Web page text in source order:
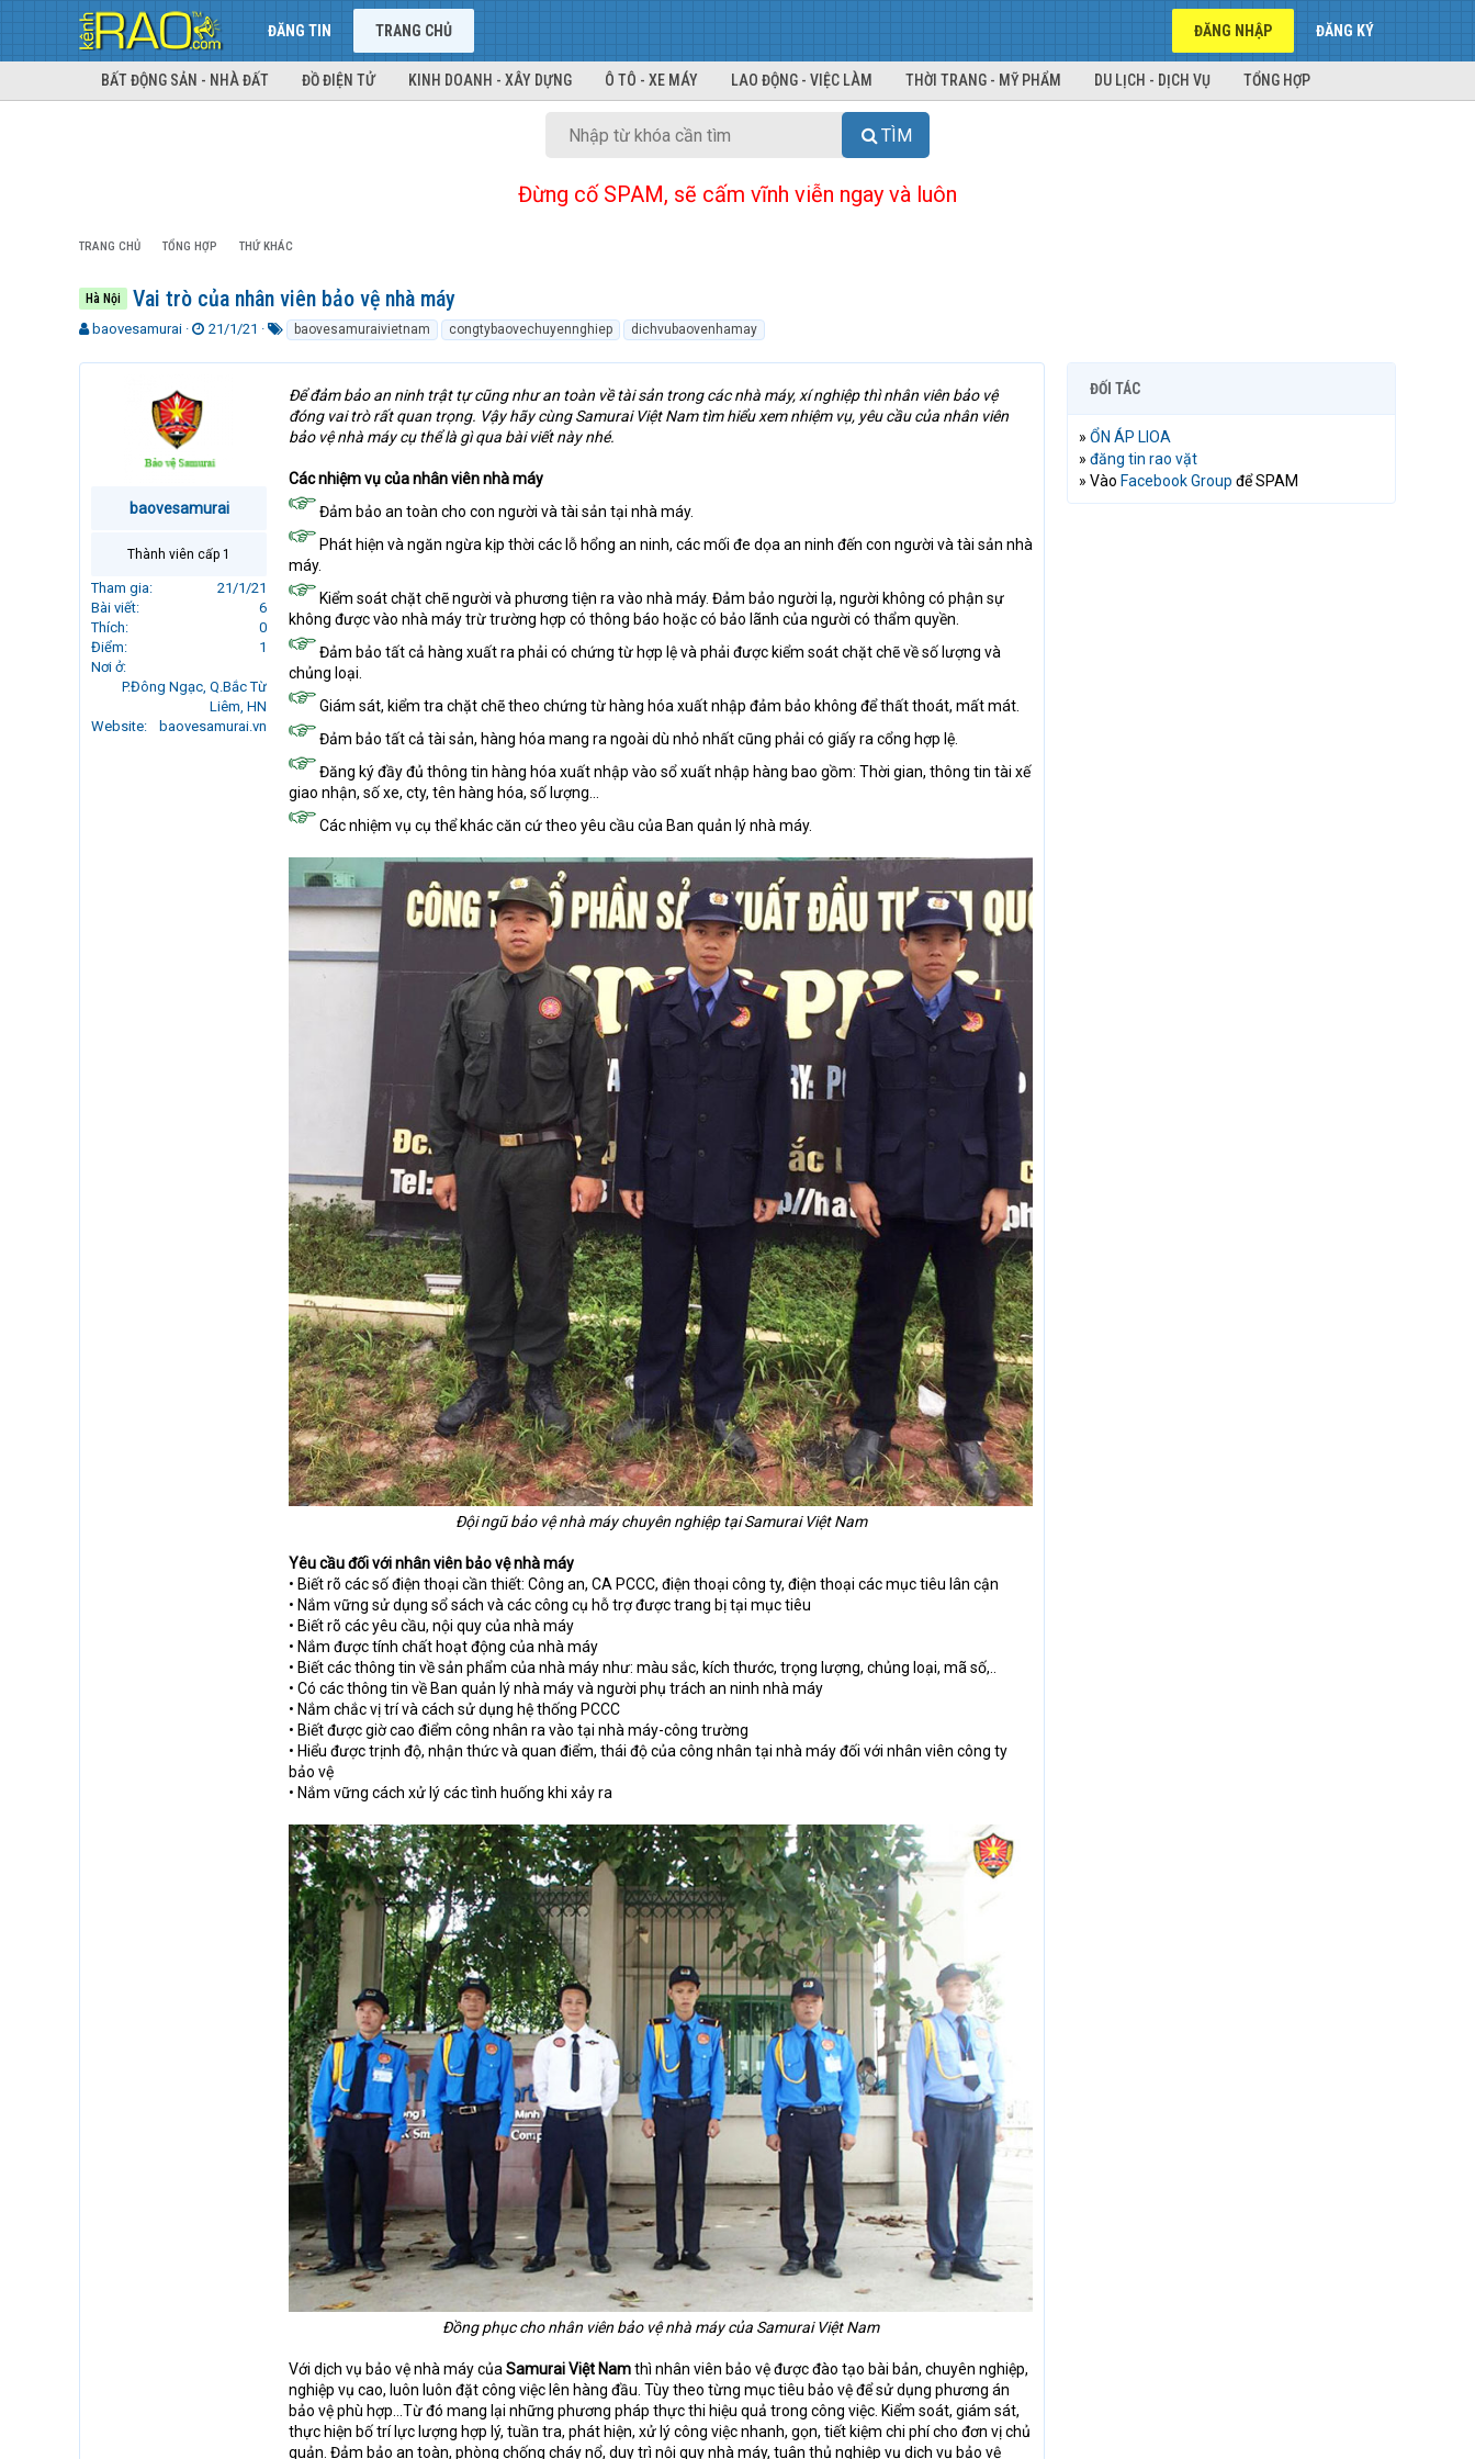
ĐĂNG TIN TRANG CHỦ ĐĂNG NHẬP ĐĂNG KÝ
BẤT ĐỘNG SẢN - NHÀ ĐẤT ĐỒ ĐIỆN TỬ KINH DOANH - XÂY DỰNG Ô TÔ - XE MÁY LAO ĐỘNG - VIỆC LÀM THỜI TRANG - MỸ PHẨM DU LỊCH - DỊCH VỤ TỔNG HỢP
TÌM
Đừng cố SPAM, sẽ cấm vĩnh viễn ngay và luôn
TRANG CHỦ TỔNG HỢP THỨ KHÁC
Hà Nội Vai trò của nhân viên bảo vệ nhà máy
T
r
baovesamurai
N
à
21/1/21
k
h
a
baovesamuraivietnam congtybaovechuyennghiep dichvubaovenhamay
baovesamurai
Thành viên cấp 1
Tham gia
21/1/21
Bài viết
6
Thích
0
Điểm
1
Nơi ở
P.Đông Ngạc, Q.Bắc Từ
Liêm, HN
Website
baovesamurai.vn
Để đảm bảo an ninh trật tự cũng như an toàn về tài sản trong các nhà máy, xí nghiệp thì nhân viên bảo vệ
đóng vai trò rất quan trọng. Vậy hãy cùng Samurai Việt Nam tìm hiểu xem nhiệm vụ, yêu cầu của nhân viên
bảo vệ nhà máy cụ thể là gì qua bài viết này nhé.
Các nhiệm vụ của nhân viên nhà máy
Đảm bảo an toàn cho con người và tài sản tại nhà máy.
Phát hiện và ngăn ngừa kịp thời các lỗ hổng an ninh, các mối đe dọa an ninh đến con người và tài sản nhà
máy.
Kiểm soát chặt chẽ người và phương tiện ra vào nhà máy. Đảm bảo người lạ, người không có phận sự
không được vào nhà máy trừ trường hợp có thông báo hoặc có bảo lãnh của người có thẩm quyền.
Đảm bảo tất cả hàng xuất ra phải có chứng từ hợp lệ và phải được kiểm soát chặt chẽ về số lượng và
chủng loại.
Giám sát, kiểm tra chặt chẽ theo chứng từ hàng hóa xuất nhập đảm bảo không để thất thoát, mất mát.
Đảm bảo tất cả tài sản, hàng hóa mang ra ngoài dù nhỏ nhất cũng phải có giấy ra cổng hợp lệ.
Đăng ký đầy đủ thông tin hàng hóa xuất nhập vào sổ xuất nhập hàng bao gồm: Thời gian, thông tin tài xế
giao nhận, số xe, cty, tên hàng hóa, số lượng…
Các nhiệm vụ cụ thể khác căn cứ theo yêu cầu của Ban quản lý nhà máy.
Đội ngũ bảo vệ nhà máy chuyên nghiệp tại Samurai Việt Nam
Yêu cầu đối với nhân viên bảo vệ nhà máy
• Biết rõ các số điện thoại cần thiết: Công an, CA PCCC, điện thoại công ty, điện thoại các mục tiêu lân cận
• Nắm vững sử dụng sổ sách và các công cụ hỗ trợ được trang bị tại mục tiêu
• Biết rõ các yêu cầu, nội quy của nhà máy
• Nắm được tính chất hoạt động của nhà máy
• Biết các thông tin về sản phẩm của nhà máy như: màu sắc, kích thước, trọng lượng, chủng loại, mã số,..
• Có các thông tin về Ban quản lý nhà máy và người phụ trách an ninh nhà máy
• Nắm chắc vị trí và cách sử dụng hệ thống PCCC
• Biết được giờ cao điểm công nhân ra vào tại nhà máy-công trường
• Hiểu được trịnh độ, nhận thức và quan điểm, thái độ của công nhân tại nhà máy đối với nhân viên công ty
bảo vệ
• Nắm vững cách xử lý các tình huống khi xảy ra
Đồng phục cho nhân viên bảo vệ nhà máy của Samurai Việt Nam
Với dịch vụ bảo vệ nhà máy của Samurai Việt Namthì nhân viên bảo vệ được đào tạo bài bản, chuyên nghiệp,
nghiệp vụ cao, luôn luôn đặt công việc lên hàng đầu. Tùy theo từng mục tiêu bảo vệ để sử dụng phương án
bảo vệ phù hợp…Từ đó mang lại những phương pháp thực thi hiệu quả trong công việc. Kiểm soát, giám sát,
thực hiện bố trí lực lượng hợp lý, tuần tra, phát hiện, xử lý công việc nhanh, gọn, tiết kiệm chi phí cho đơn vị chủ
quản. Đảm bảo an toàn, phòng chống cháy nổ, duy trì nội quy nhà máy, tuân thủ nghiệp vụ dịch vụ bảo vệ
ĐỐI TÁC
» ỔN ÁP LIOA
» đăng tin rao vặt
» Vào Facebook Group để SPAM